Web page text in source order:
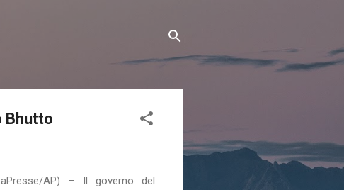
Bhutto
AP) – Il governo del